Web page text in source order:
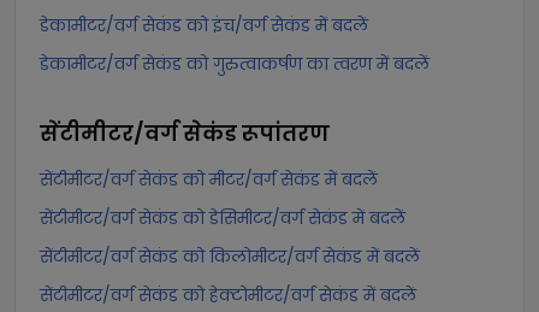
डेकामीटर/वर्ग सेकंड को इंच/वर्ग सेकंड में बदलें
डेकामीटर/वर्ग सेकंड को गुरुत्वाकर्षण का त्वरण में बदलें
सेंटीमीटर/वर्ग सेकंडरूपांतरण
सेंटीमीटर/वर्ग सेकंड को मीटर/वर्ग सेकंड में बदलें
सेंटीमीटर/वर्ग सेकंड को डेसिमीटर/वर्ग सेकंड में बदलें
सेंटीमीटर/वर्ग सेकंड को किलोमीटर/वर्ग सेकंड में बदलें
सेंटीमीटर/वर्ग सेकंड को हेक्टोमीटर/वर्ग सेकंड में बदलें